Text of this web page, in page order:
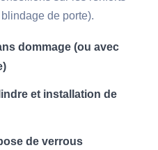
de porte).
dommage (ou avec
et installation de
de verrous